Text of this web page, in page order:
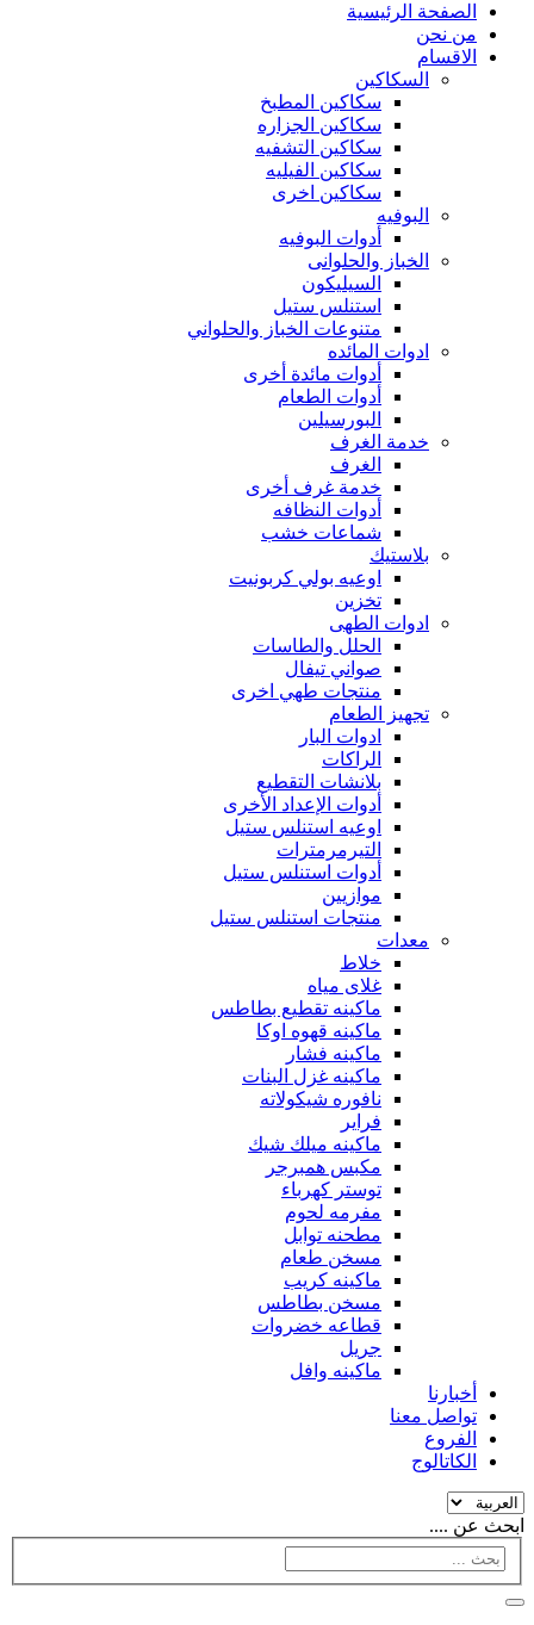
الصفحة الرئيسية
من نحن
الاقسام
السكاكين
سكاكين المطبخ
سكاكين الجزاره
سكاكين التشفيه
سكاكين الفيليه
سكاكين اخرى
البوفيه
أدوات البوفيه
الخباز والحلوانى
السيليكون
استنلس ستيل
متنوعات الخباز والحلواني
ادوات المائده
أدوات مائدة أخرى
أدوات الطعام
البورسيلين
خدمة الغرف
الغرف
خدمة غرف أخرى
أدوات النظافه
شماعات خشب
بلاستيك
اوعيه بولي كربونيت
تخزين
ادوات الطهى
الحلل والطاسات
صواني تيفال
منتجات طهي اخرى
تجهيز الطعام
ادوات البار
الراكات
بلانشات التقطيع
أدوات الإعداد الأخرى
اوعيه استنلس ستيل
التيرمرمترات
أدوات استنلس ستيل
موازيين
منتجات استنلس ستيل
معدات
خلاط
غلاى مياه
ماكينه تقطيع بطاطس
ماكينه قهوه اوكا
ماكينه فشار
ماكينه غزل البنات
نافوره شيكولاته
فراير
ماكينه ميلك شيك
مكبس همبرجر
توستر كهرباء
مفرمه لحوم
مطحنه توابل
مسخن طعام
ماكينه كريب
مسخن بطاطس
قطاعه خضروات
جريل
ماكينه وافل
أخبارنا
تواصل معنا
الفروع
الكاتالوج
ابحث عن ....